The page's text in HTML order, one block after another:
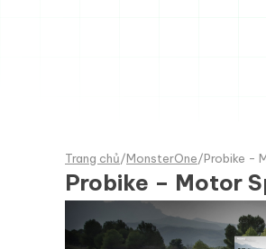
Trang chủ/MonsterOne/Probike -
Probike – Motor